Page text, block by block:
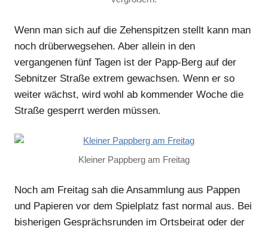
Wenn man sich auf die Zehenspitzen stellt kann man
noch drüberwegsehen. Aber allein in den
vergangenen fünf Tagen ist der Papp-Berg auf der
Sebnitzer Straße extrem gewachsen. Wenn er so
weiter wächst, wird wohl ab kommender Woche die
Straße gesperrt werden müssen.
Kleiner Pappberg am Freitag
Noch am Freitag sah die Ansammlung aus Pappen
und Papieren vor dem Spielplatz fast normal aus. Bei
bisherigen Gesprächsrunden im Ortsbeirat oder der